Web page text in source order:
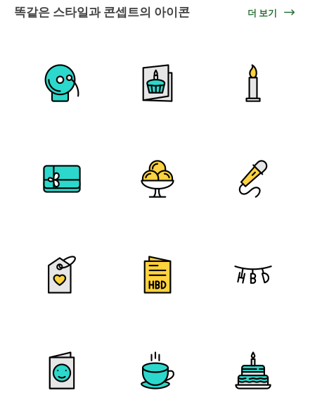
똑같은 스타일과 콘셉트의 아이콘 더 보기